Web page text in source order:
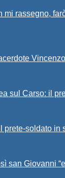
mi rassegno,
sul Carso: il
prete-soldato
san Giovanni